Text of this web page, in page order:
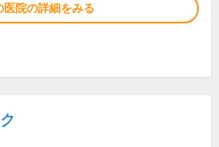
医院の詳細をみる